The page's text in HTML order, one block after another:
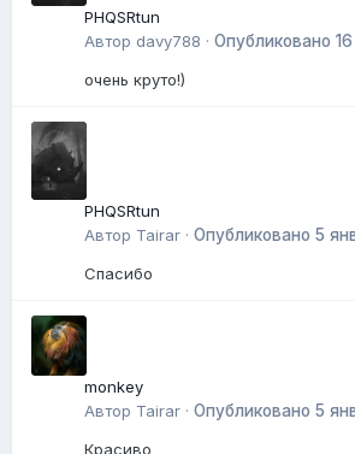
PHQSRtun
Автор davy788 · Опубликовано
очень круто!)
PHQSRtun
Автор Tairar · Опубликовано 5
Спасибо
monkey
Автор Tairar · Опубликовано 5
Красиво